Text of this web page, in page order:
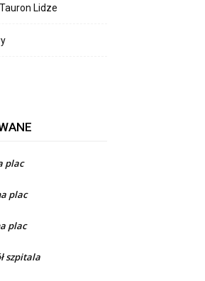
Lidze
plac
plac
plac
szpitala